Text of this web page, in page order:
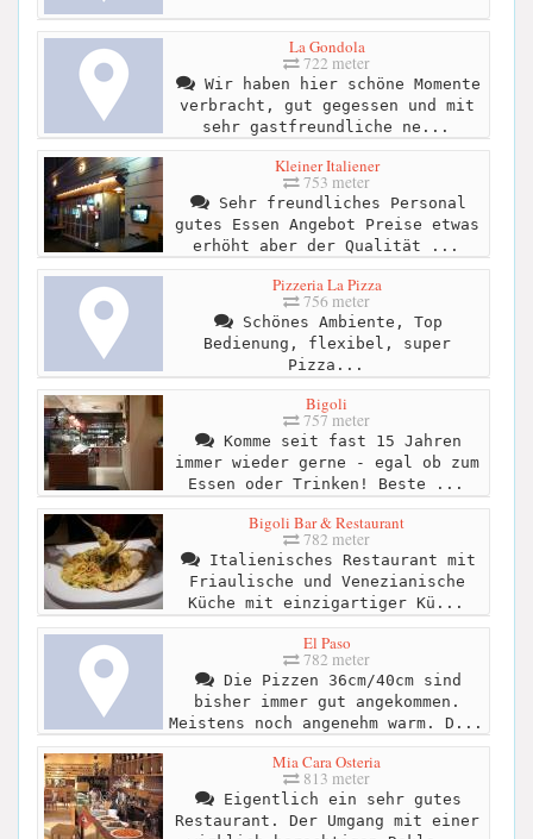
La Gondola
722 meter
Wir haben hier schöne Momente
verbracht, gut gegessen und mit
sehr gastfreundliche ne...
Kleiner Italiener
753 meter
Sehr freundliches Personal
gutes Essen Angebot Preise etwas
erhöht aber der Qualität ...
Pizzeria La Pizza
756 meter
Schönes Ambiente, Top
Bedienung, flexibel, super
Pizza...
Bigoli
757 meter
Komme seit fast 15 Jahren
immer wieder gerne - egal ob zum
Essen oder Trinken! Beste ...
Bigoli Bar & Restaurant
782 meter
Italienisches Restaurant mit
Friaulische und Venezianische
Küche mit einzigartiger Kü...
El Paso
782 meter
Die Pizzen 36cm/40cm sind
bisher immer gut angekommen.
Meistens noch angenehm warm. D...
Mia Cara Osteria
813 meter
Eigentlich ein sehr gutes
Restaurant. Der Umgang mit einer